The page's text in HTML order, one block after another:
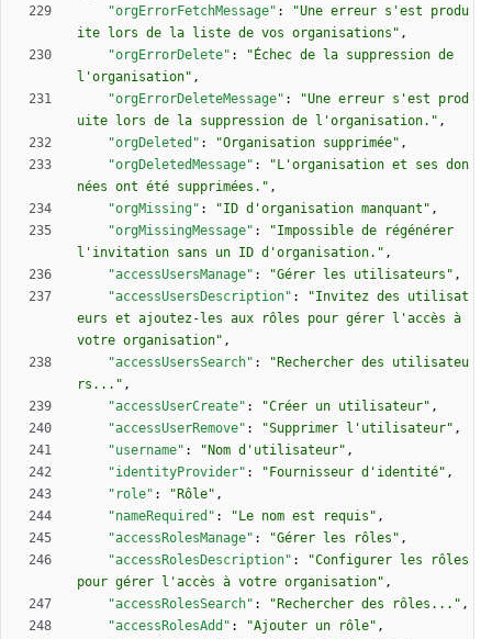
"orgErrorFetchMessage" :
"Une erreur s'est produ
ite lors de la liste de vos organisations" ,
"orgErrorDelete" :
"Échec de la suppression de
l'organisation" ,
"orgErrorDeleteMessage" :
"Une erreur s'est prod
uite lors de la suppression de l'organisation." ,
"orgDeleted" : "Organisation supprimée" ,
"orgDeletedMessage" :
"L'organisation et ses don
nées ont été supprimées." ,
"orgMissing" : "ID d'organisation manquant" ,
"orgMissingMessage" :
"Impossible de régénérer
l'invitation sans un ID d'organisation." ,
"accessUsersManage" : "Gérer les utilisateurs" ,
"accessUsersDescription" :
"Invitez des utilisat
eurs et ajoutez-les aux rôles pour gérer l'accès à
votre organisation" ,
"accessUsersSearch" :
"Rechercher des utilisateu
rs..." ,
"accessUserCreate" : "Créer un utilisateur" ,
"accessUserRemove" : "Supprimer l'utilisateur" ,
"username" : "Nom d'utilisateur" ,
"identityProvider" : "Fournisseur d'identité" ,
"role" : "Rôle" ,
"nameRequired" : "Le nom est requis" ,
"accessRolesManage" : "Gérer les rôles" ,
"accessRolesDescription" :
"Configurer les rôles
pour gérer l'accès à votre organisation" ,
"accessRolesSearch" : "Rechercher des rôles..." ,
"accessRolesAdd" : "Ajouter un rôle" ,